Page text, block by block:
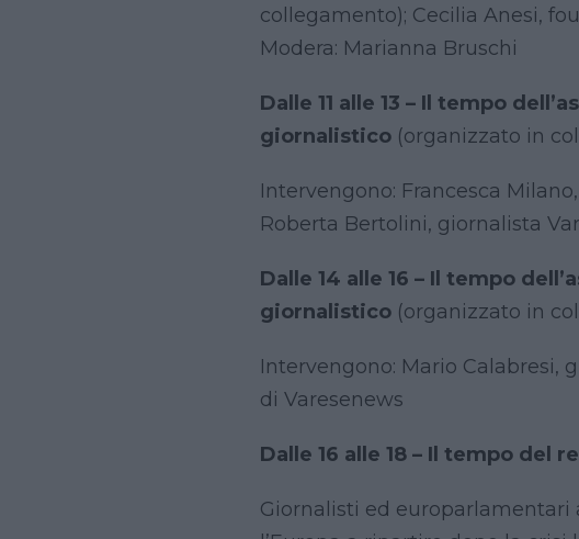
collegamento); Cecilia Anesi,
Modera: Marianna Bruschi
Dalle 11 alle 13 – Il tempo
giornalistico (organizzato in
Intervengono: Francesca
Roberta Bertolini, giornalista
Dalle 14 alle 16 – Il tempo
giornalistico (organizzato in
Intervengono: Mario Calabresi,
di Varesenews
Dalle 16 alle 18 – Il tempo del
Giornalisti ed europarlamentari